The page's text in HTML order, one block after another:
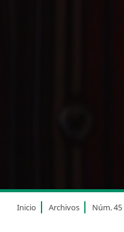
Inicio Archivos Núm.